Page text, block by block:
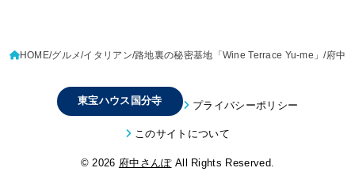
HOME グルメ イタリアン 路地裏の秘密基地「Wine Terrace Yu-me」/府中
東宝ハウス国分寺 プライバシーポリシー
このサイトについて
© 2026 府中さんぽAll Rights Reserved.